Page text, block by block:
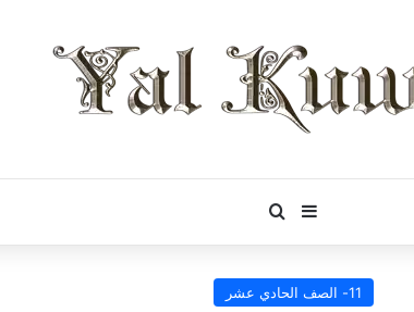
إضافة عمود جانبي
بحث عن
11- الصف الحادي عشر